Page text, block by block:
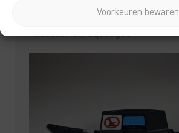
Voorkeuren bewaren
Accessories, Squeegee